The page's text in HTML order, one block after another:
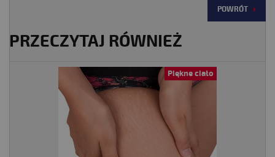
POWRÓT
PRZECZYTAJ RÓWNIEŻ
Piękne ciało